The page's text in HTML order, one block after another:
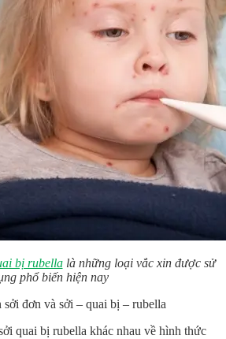
bị rubellalà những loại vắc xin được sử
phổ biến hiện nay
sởi đơn và sởi – quai bị – rubella
quai bị rubella khác nhau về hình thức